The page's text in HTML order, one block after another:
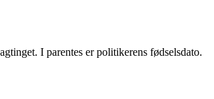
I parentes er politikerens fødselsdato.